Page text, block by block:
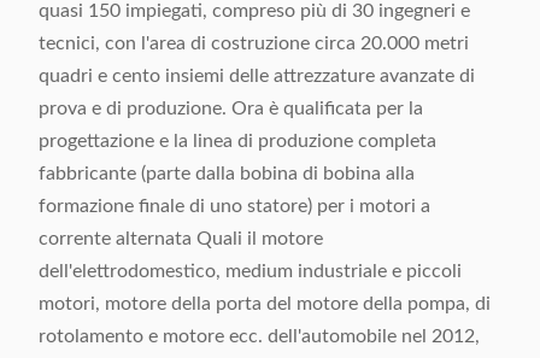
quasi 150 impiegati, compreso più di 30 ingegneri e
tecnici, con l'area di costruzione circa 20.000 metri
quadri e cento insiemi delle attrezzature avanzate di
prova e di produzione. Ora è qualificata per la
progettazione e la linea di produzione completa
fabbricante (parte dalla bobina di bobina alla
formazione finale di uno statore) per i motori a
corrente alternata Quali il motore
dell'elettrodomestico, medium industriale e piccoli
motori, motore della porta del motore della pompa, di
rotolamento e motore ecc. dell'automobile nel 2012,